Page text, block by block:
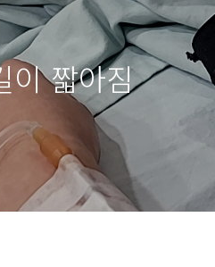
이 짧아짐